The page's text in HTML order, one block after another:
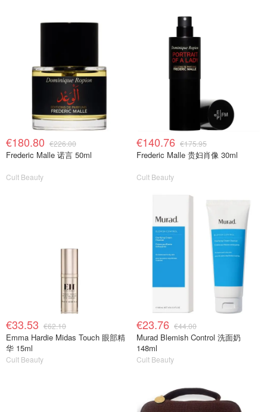
€180.80 €226.00
Frederic Malle 诺言 50ml
Cult Beauty
€140.76 €175.95
Frederic Malle 贵妇肖像 30ml
Cult Beauty
€33.53 €62.10
Emma Hardie Midas Touch 眼部精
华 15ml
Cult Beauty
€23.76 €44.00
Murad Blemish Control 洗面奶
148ml
Cult Beauty